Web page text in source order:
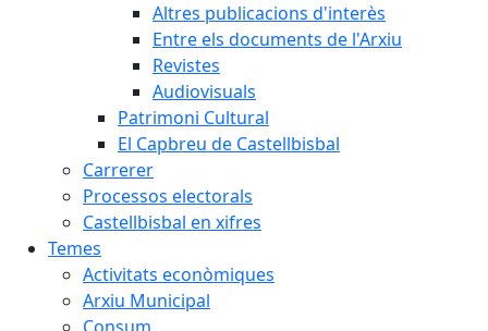
Altres publicacions d'interès
Entre els documents de l'Arxiu
Revistes
Audiovisuals
Patrimoni Cultural
El Capbreu de Castellbisbal
Carrerer
Processos electorals
Castellbisbal en xifres
Temes
Activitats econòmiques
Arxiu Municipal